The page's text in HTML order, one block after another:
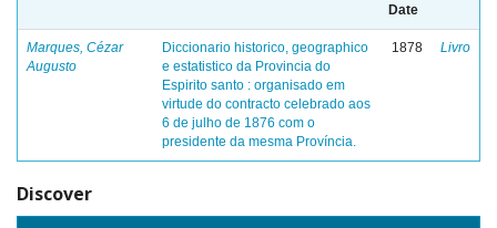
Date
Marques, Cézar
Augusto
Diccionario historico, geographico
e estatistico da Provincia do
Espirito santo : organisado em
virtude do contracto celebrado aos
6 de julho de 1876 com o
presidente da mesma Província.
1878 Livro
Discover